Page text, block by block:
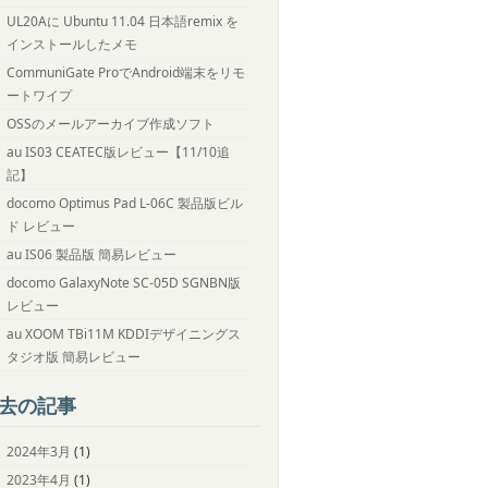
UL20Aに Ubuntu 11.04 日本語remix を
インストールしたメモ
CommuniGate ProでAndroid端末をリモ
ートワイプ
OSSのメールアーカイブ作成ソフト
au IS03 CEATEC版レビュー【11/10追
記】
docomo Optimus Pad L-06C 製品版ビル
ド レビュー
au IS06 製品版 簡易レビュー
docomo GalaxyNote SC-05D SGNBN版
レビュー
au XOOM TBi11M KDDIデザイニングス
タジオ版 簡易レビュー
の記事
2024年3月 (1)
2023年4月 (1)